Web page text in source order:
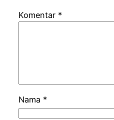
Komentar *
Nama *